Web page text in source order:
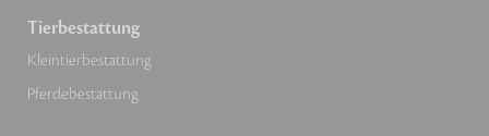
Tierbestattung
Kleintierbestattung
Pferdebestattung